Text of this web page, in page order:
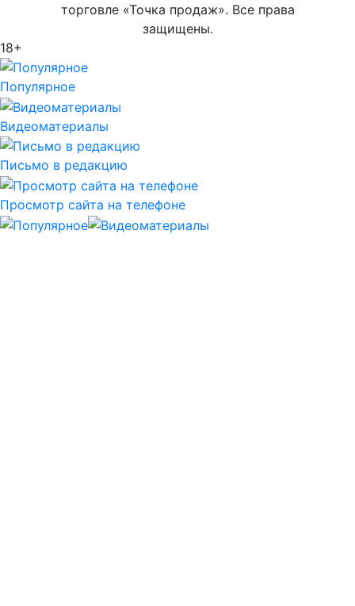
торговле «Точка продаж». Все права
защищены.
18+
Популярное
Видеоматериалы
Письмо в редакцию
Просмотр сайта на телефоне